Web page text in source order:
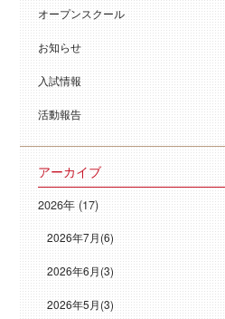
オープンスクール
お知らせ
入試情報
活動報告
アーカイブ
2026年 (17)
2026年7月(6)
2026年6月(3)
2026年5月(3)